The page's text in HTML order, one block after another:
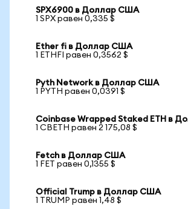
SPX6900 в Доллар США
1 SPX равен 0,335 $
Ether fi в Доллар США
1 ETHFI равен 0,3562 $
Pyth Network в Доллар США
1 PYTH равен 0,0391 $
Coinbase Wrapped Staked ETH в
1 CBETH равен 2 175,08 $
Fetch в Доллар США
1 FET равен 0,1355 $
Official Trump в Доллар США
1 TRUMP равен 1,48 $